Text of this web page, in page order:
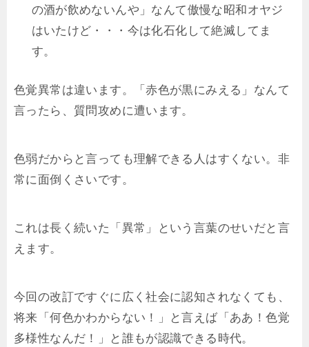
の酒が飲めないんや」なんて傲慢な昭和オヤジ
はいたけど・・・今は化石化して絶滅してま
す。
色覚異常は違います。「赤色が黒にみえる」なんて
言ったら、質問攻めに遭います。
色弱だからと言っても理解できる人はすくない。非
常に面倒くさいです。
これは長く続いた「異常」という言葉のせいだと言
えます。
今回の改訂ですぐに広く社会に認知されなくても、
将来「何色かわからない！」と言えば「ああ！色覚
多様性なんだ！」と誰もが認識できる時代。